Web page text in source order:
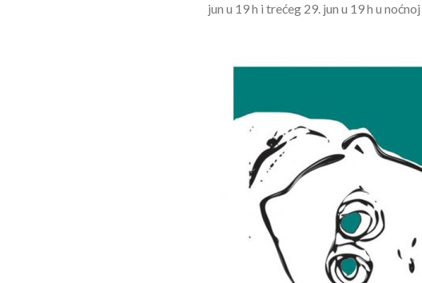
jun u 19 h i trećeg 29. jun u 19 h u noćnoj